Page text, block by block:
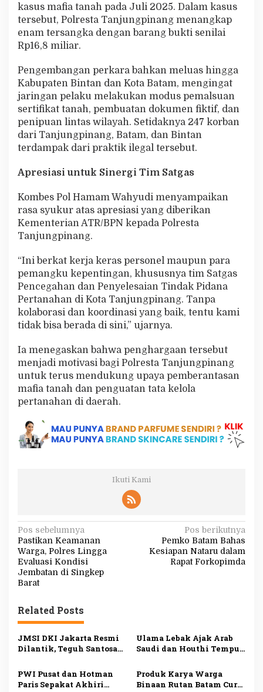
u
s
a
a
T
n
a
h
kasus mafia tanah pada Juli 2025. Dalam kasus
tersebut, Polresta Tanjungpinang menangkap
enam tersangka dengan barang bukti senilai
Rp16,8 miliar.
Pengembangan perkara bahkan meluas hingga
Kabupaten Bintan dan Kota Batam, mengingat
jaringan pelaku melakukan modus pemalsuan
sertifikat tanah, pembuatan dokumen fiktif, dan
penipuan lintas wilayah. Setidaknya 247 korban
dari Tanjungpinang, Batam, dan Bintan
terdampak dari praktik ilegal tersebut.
Apresiasi untuk Sinergi Tim Satgas
Kombes Pol Hamam Wahyudi menyampaikan
rasa syukur atas apresiasi yang diberikan
Kementerian ATR/BPN kepada Polresta
Tanjungpinang.
“Ini berkat kerja keras personel maupun para
pemangku kepentingan, khususnya tim Satgas
Pencegahan dan Penyelesaian Tindak Pidana
Pertanahan di Kota Tanjungpinang. Tanpa
kolaborasi dan koordinasi yang baik, tentu kami
tidak bisa berada di sini,” ujarnya.
Ia menegaskan bahwa penghargaan tersebut
menjadi motivasi bagi Polresta Tanjungpinang
untuk terus mendukung upaya pemberantasan
mafia tanah dan penguatan tata kelola
pertanahan di daerah.
Ikuti Kami
N
a
v
i
a
s
i
o
Pos sebelumnya
Pastikan Keamanan
Warga, Polres Lingga
Evaluasi Kondisi
Jembatan di Singkep
Barat
Pos berikutnya
Pemko Batam Bahas
Kesiapan Nataru dalam
Rapat Forkopimda
Related Posts
JMSI DKI Jakarta Resmi
Dilantik, Teguh Santosa
Profesional dan
Berintegritas
Ulama Lebak Ajak Arab
Saudi dan Houthi Tempuh
PWI Pusat dan Hotman
Paris Sepakat Akhiri
Produk Karya Warga
Binaan Rutan Batam Curi